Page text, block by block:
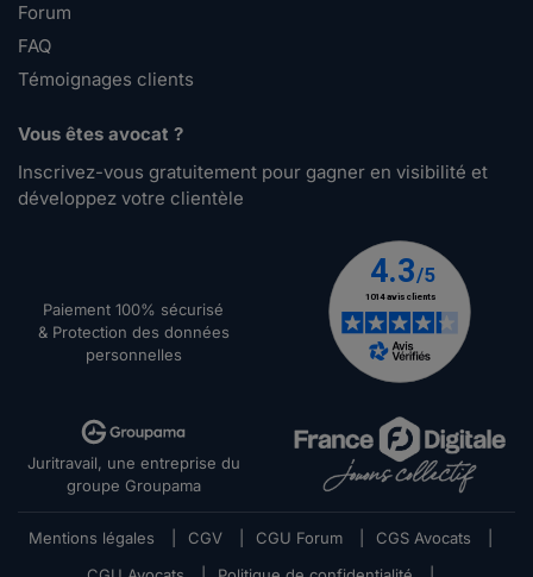
Forum
FAQ
Témoignages clients
Vous êtes avocat ?
Inscrivez-vous gratuitement pour gagner en visibilité et
développez votre clientèle
Paiement 100% sécurisé
& Protection des données
personnelles
Juritravail, une entreprise du
groupe Groupama
Mentions légales CGV CGU Forum CGS Avocats